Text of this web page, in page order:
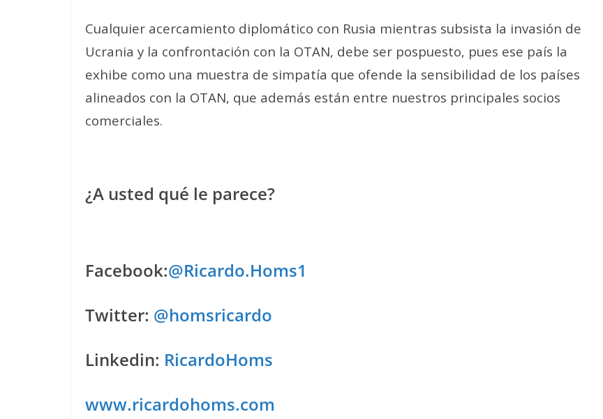
Cualquier acercamiento diplomático con Rusia mientras subsista la invasión de
Ucrania y la confrontación con la OTAN, debe ser pospuesto, pues ese país la
exhibe como una muestra de simpatía que ofende la sensibilidad de los países
alineados con la OTAN, que además están entre nuestros principales socios
comerciales.
¿A usted qué le parece?
Facebook:@Ricardo.Homs1
Twitter: @homsricardo
Linkedin: RicardoHoms
www.ricardohoms.com